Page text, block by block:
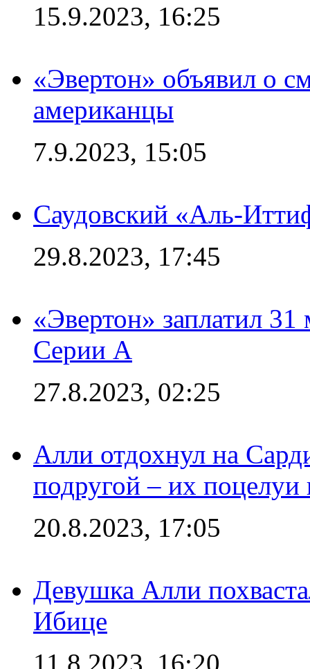
15.9.2023, 16:25
«Эвертон» объявил о
американцы
7.9.2023, 15:05
Саудовский «Аль-
29.8.2023, 17:45
«Эвертон» заплатил
Серии А
27.8.2023, 02:25
Алли отдохнул на
подругой – их поцелуи
20.8.2023, 17:05
Девушка Алли
Ибице
11.8.2023, 16:20